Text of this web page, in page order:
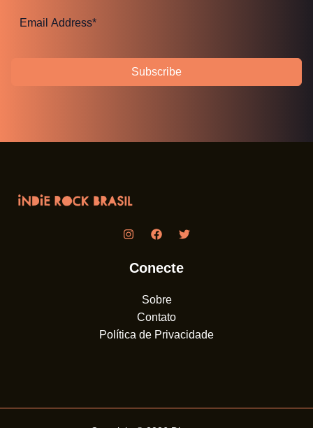
Subscribe
Conecte
Sobre
Contato
Política de Privacidade